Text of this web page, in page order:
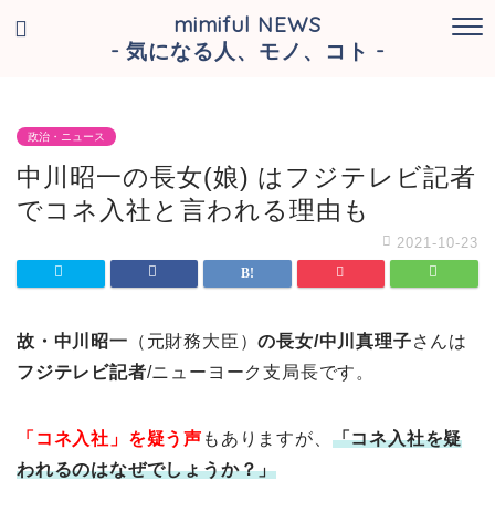
mimiful NEWS
- 気になる人、モノ、コト -
政治・ニュース
中川昭一の長女(娘) はフジテレビ記者
でコネ入社と言われる理由も
2021-10-23
故・中川昭一 （元財務大臣）の長女/中川真理子さんは
フジテレビ記者/ニューヨーク支局長です。
「コネ入社」を疑う声 もありますが、 「コネ入社を疑
われるのはなぜでしょうか？」